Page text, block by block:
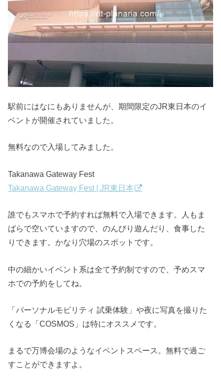
駅前にはなにもありませんが、期間限定のJR東日本のイ
ベントが開催されていました。
無料なので入場してみました。
Takanawa Gateway Fest
Takanawa Gateway Fest | JR東日本
誰でもスマホで予約すれば無料で入場できます。人もま
ばらで空いていますので、のんびり遊んだり、食事した
りできます。かなり穴場のスポットです。
中の細かいイベント系は全て予約制ですので、予めスマ
ホでの予約をしてね。
「パーソナルモビリティ 試乗体験」や夜に写真を撮りた
くなる「COSMOS」は特にオススメです。
まるで万博会場のようなイベントスペース。無料で過ご
すことができますよ。